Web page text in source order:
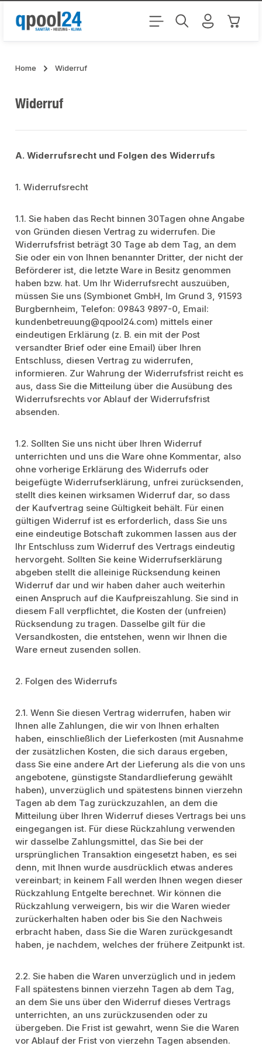
Zum Hauptinhalt springen
Home Widerruf
Widerruf
A. Widerrufsrecht und Folgen des Widerrufs
1. Widerrufsrecht
1.1. Sie haben das Recht binnen 30Tagen ohne Angabe
von Gründen diesen Vertrag zu widerrufen. Die
Widerrufsfrist beträgt 30 Tage ab dem Tag, an dem
Sie oder ein von Ihnen benannter Dritter, der nicht der
Beförderer ist, die letzte Ware in Besitz genommen
haben bzw. hat. Um Ihr Widerrufsrecht auszuüben,
müssen Sie uns (Symbionet GmbH, Im Grund 3, 91593
Burgbernheim, Telefon: 09843 9897-0, Email:
kundenbetreuung@qpool24.com) mittels einer
eindeutigen Erklärung (z. B. ein mit der Post
versandter Brief oder eine Email) über Ihren
Entschluss, diesen Vertrag zu widerrufen,
informieren. Zur Wahrung der Widerrufsfrist reicht es
aus, dass Sie die Mitteilung über die Ausübung des
Widerrufsrechts vor Ablauf der Widerrufsfrist
absenden.
1.2. Sollten Sie uns nicht über Ihren Widerruf
unterrichten und uns die Ware ohne Kommentar, also
ohne vorherige Erklärung des Widerrufs oder
beigefügte Widerrufserklärung, unfrei zurücksenden,
stellt dies keinen wirksamen Widerruf dar, so dass
der Kaufvertrag seine Gültigkeit behält. Für einen
gültigen Widerruf ist es erforderlich, dass Sie uns
eine eindeutige Botschaft zukommen lassen aus der
Ihr Entschluss zum Widerruf des Vertrags eindeutig
hervorgeht. Sollten Sie keine Widerrufserklärung
abgeben stellt die alleinige Rücksendung keinen
Widerruf dar und wir haben daher auch weiterhin
einen Anspruch auf die Kaufpreiszahlung. Sie sind in
diesem Fall verpflichtet, die Kosten der (unfreien)
Rücksendung zu tragen. Dasselbe gilt für die
Versandkosten, die entstehen, wenn wir Ihnen die
Ware erneut zusenden sollen.
2. Folgen des Widerrufs
2.1. Wenn Sie diesen Vertrag widerrufen, haben wir
Ihnen alle Zahlungen, die wir von Ihnen erhalten
haben, einschließlich der Lieferkosten (mit Ausnahme
der zusätzlichen Kosten, die sich daraus ergeben,
dass Sie eine andere Art der Lieferung als die von uns
angebotene, günstigste Standardlieferung gewählt
haben), unverzüglich und spätestens binnen vierzehn
Tagen ab dem Tag zurückzuzahlen, an dem die
Mitteilung über Ihren Widerruf dieses Vertrags bei uns
eingegangen ist. Für diese Rückzahlung verwenden
wir dasselbe Zahlungsmittel, das Sie bei der
ursprünglichen Transaktion eingesetzt haben, es sei
denn, mit Ihnen wurde ausdrücklich etwas anderes
vereinbart; in keinem Fall werden Ihnen wegen dieser
Rückzahlung Entgelte berechnet. Wir können die
Rückzahlung verweigern, bis wir die Waren wieder
zurückerhalten haben oder bis Sie den Nachweis
erbracht haben, dass Sie die Waren zurückgesandt
haben, je nachdem, welches der frühere Zeitpunkt ist.
2.2. Sie haben die Waren unverzüglich und in jedem
Fall spätestens binnen vierzehn Tagen ab dem Tag,
an dem Sie uns über den Widerruf dieses Vertrags
unterrichten, an uns zurückzusenden oder zu
übergeben. Die Frist ist gewahrt, wenn Sie die Waren
vor Ablauf der Frist von vierzehn Tagen absenden.